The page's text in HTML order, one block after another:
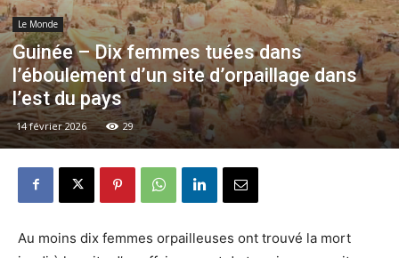
Le Monde
Guinée – Dix femmes tuées dans
l’éboulement d’un site d’orpaillage dans
l’est du pays
14 février 2026 29
Au moins dix femmes orpailleuses ont trouvé la mort